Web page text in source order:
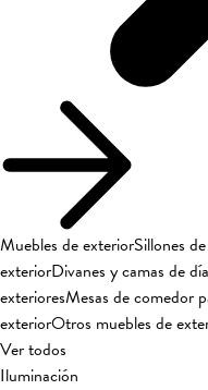
Muebles de exteriorSillones
exteriorDivanes y camas de
exterioresMesas de comedor
exteriorOtros muebles de
Ver todos
Iluminación